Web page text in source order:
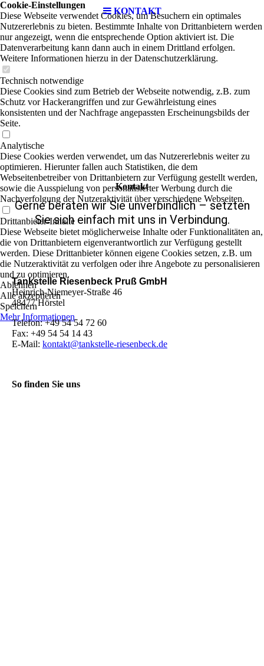
KONTAKT
Kontakt
Gerne beraten wir Sie unverbindlich – setzten
Sie sich einfach mit uns in Verbindung.
Tankstelle Riesenbeck Pruß GmbH
Heinrich-Niemeyer-Straße 46
48477 Hörstel
Telefon: +49 54 54 72 60
Fax: +49 54 54 14 43
E-Mail: kontakt@tankstelle-riesenbeck.de
So finden Sie uns
Cookie-Einstellungen
Diese Webseite verwendet Cookies, um Besuchern ein optimales
Nutzererlebnis zu bieten. Bestimmte Inhalte von Drittanbietern werden
nur angezeigt, wenn die entsprechende Option aktiviert ist. Die
Datenverarbeitung kann dann auch in einem Drittland erfolgen.
Weitere Informationen hierzu in der Datenschutzerklärung.
Technisch notwendige
Diese Cookies sind zum Betrieb der Webseite notwendig, z.B. zum
Schutz vor Hackerangriffen und zur Gewährleistung eines
konsistenten und der Nachfrage angepassten Erscheinungsbilds der
Seite.
Analytische
Diese Cookies werden verwendet, um das Nutzererlebnis weiter zu
optimieren. Hierunter fallen auch Statistiken, die dem
Webseitenbetreiber von Drittanbietern zur Verfügung gestellt werden,
sowie die Ausspielung von personalisierter Werbung durch die
Nachverfolgung der Nutzeraktivität über verschiedene Webseiten.
Drittanbieter-Inhalte
Diese Webseite bietet möglicherweise Inhalte oder Funktionalitäten an,
die von Drittanbietern eigenverantwortlich zur Verfügung gestellt
werden. Diese Drittanbieter können eigene Cookies setzen, z.B. um
die Nutzeraktivität zu verfolgen oder ihre Angebote zu personalisieren
und zu optimieren.
Ablehnen
Alle akzeptieren
Speichern
Mehr Informationen